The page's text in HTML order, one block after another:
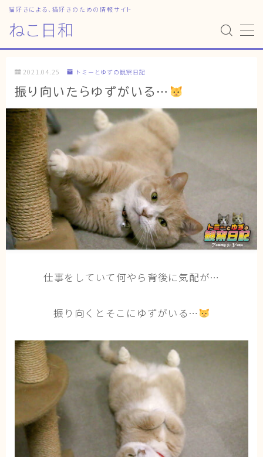
ねこ日和
猫好きによる、猫好きのための情報サイト
MENU
ねこ日和
どっちがいい？
猫暮らしの平均
猫のなぜ？
ゆずとシンバの日常
ねこの部屋
猫の健康・ケア関連
猫の雑学・トリビア
猫の可愛さ発見シリーズ
猫と暮らす快適環境づくり
猫と暮らすシニアライフ
ねこの飼い方
基本ガイド（ねこの飼い方、しつけ、食事）
2021.04.25 トミーとゆずの観察日記
振り向いたらゆずがいる…
仕事をしていて何やら背後に気配が…
振り向くとそこにゆずがいる…